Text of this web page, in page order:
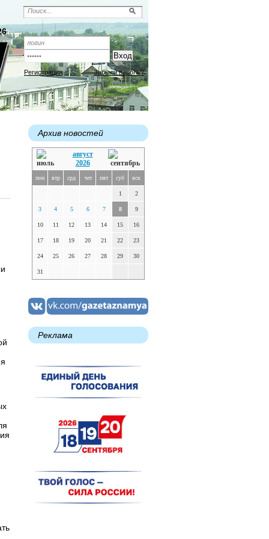
Регистрация Забыли пароль?
Архив новостей
август
2026
пон втр срд чет пят суб вск
1 2
3 4 5 6 7 8 9
10 11 12 13 14 15 16
17 18 19 20 21 22 23
24 25 26 27 28 29 30
31
Реклама